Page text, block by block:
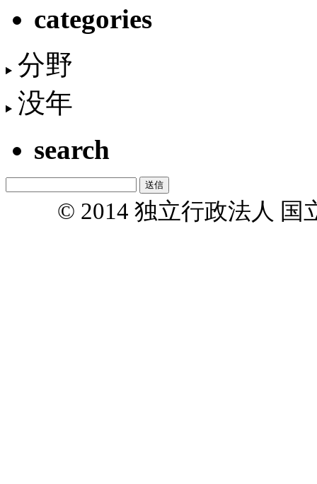
categories
分野
没年
search
© 2014 独立行政法人 国